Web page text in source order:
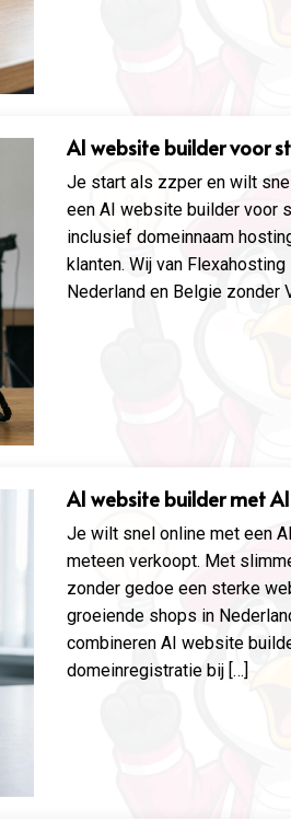
AI website builder voor
Je start als zzper en wilt
een AI website builder voor
inclusief domeinnaam
klanten. Wij van
Nederland en Belgie zonder
AI website builder met
Je wilt snel online met een
meteen verkoopt. Met
zonder gedoe een sterke
groeiende shops in
combineren AI website
domeinregistratie bij […]